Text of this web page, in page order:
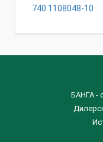
740.1108048-10
БАНГА -